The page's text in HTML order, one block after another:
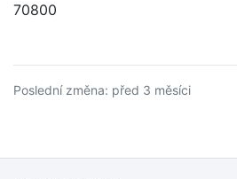
70800
Poslední změna: před 3 měsíci